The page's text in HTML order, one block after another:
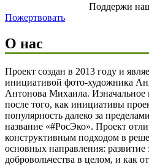
Поддержи
Пожертвовать
О нас
Проект создан в 2013 году и
инициативой фото-художника
Антонова Михаила. Изначальное
после того, как инициативы
популярность далеко за
название «#РосЭко». Проект
конструктивным подходом в
основных направления: развитие
добровольчества в целом, и как